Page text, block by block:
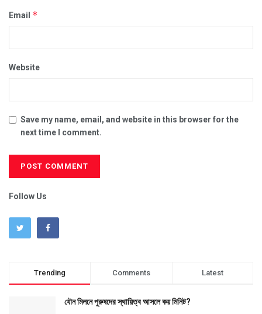
Email *
Website
Save my name, email, and website in this browser for the
next time I comment.
Follow Us
Trending Comments Latest
যৌন মিলনে পুরুষদের স্থায়িত্ব আসলে কয় মিনিট?